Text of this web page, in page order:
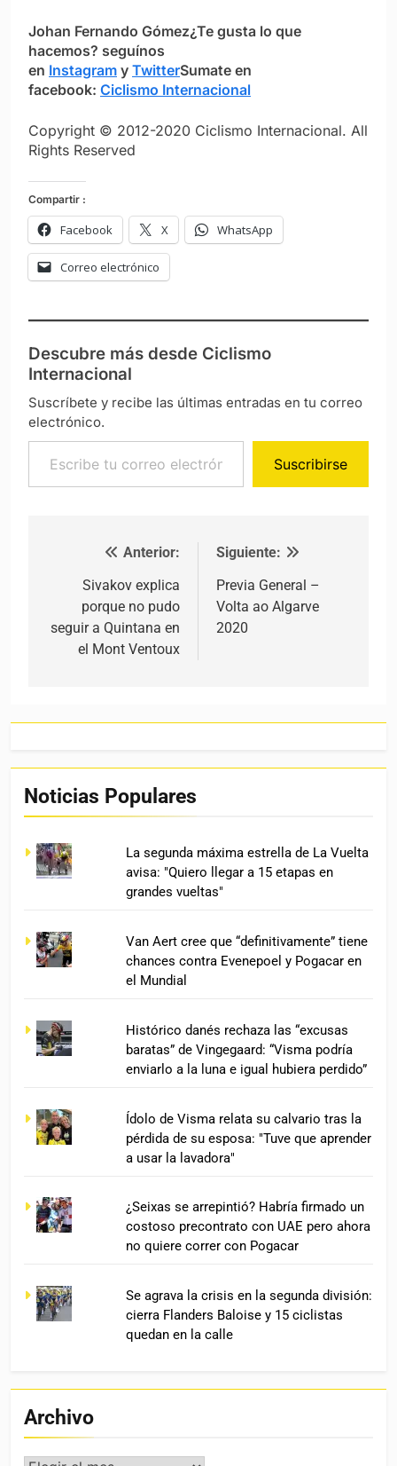
Johan Fernando Gómez¿Te gusta lo que
hacemos? seguínos
en Instagram y TwitterSumate en
facebook: Ciclismo Internacional
Copyright © 2012-2020 Ciclismo Internacional. All
Rights Reserved
Compartir :
Facebook X WhatsApp
Correo electrónico
Descubre más desde Ciclismo
Internacional
Suscríbete y recibe las últimas entradas en tu correo
electrónico.
Escribe tu correo electrónico…
Suscribirse
Navegación de entradas
Anterior:
Sivakov explica
porque no pudo
seguir a Quintana en
el Mont Ventoux
Siguiente:
Previa General –
Volta ao Algarve
2020
Noticias Populares
La segunda máxima estrella de La Vuelta
avisa: "Quiero llegar a 15 etapas en
grandes vueltas"
Van Aert cree que “definitivamente” tiene
chances contra Evenepoel y Pogacar en
el Mundial
Histórico danés rechaza las “excusas
baratas” de Vingegaard: “Visma podría
enviarlo a la luna e igual hubiera perdido”
Ídolo de Visma relata su calvario tras la
pérdida de su esposa: "Tuve que aprender
a usar la lavadora"
¿Seixas se arrepintió? Habría firmado un
costoso precontrato con UAE pero ahora
no quiere correr con Pogacar
Se agrava la crisis en la segunda división:
cierra Flanders Baloise y 15 ciclistas
quedan en la calle
Archivo